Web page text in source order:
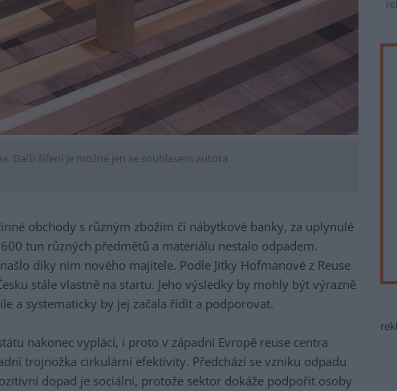
Další šíření je možné jen se souhlasem autora
obchody s různým zbožím či nábytkové banky, za uplynulé
tun různých předmětů a materiálu nestalo odpadem.
díky nim nového majitele. Podle Jitky Hofmanové z Reuse
stále vlastně na startu. Jeho výsledky by mohly být výrazně
a systematicky by jej začala řídit a podporovat.
nakonec vyplácí, i proto v západní Evropě reuse centra
trojnožka cirkulární efektivity. Předchází se vzniku odpadu
dopad je sociální, protože sektor dokáže podpořit osoby